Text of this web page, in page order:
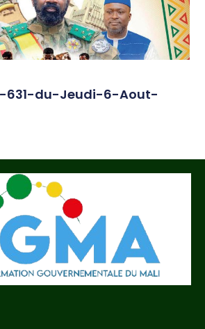
631-du-Jeudi-6-Aout-